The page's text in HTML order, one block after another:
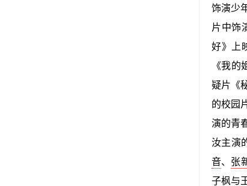
饰演少
片中饰
好》上
《我
疑片《
的校园
演的青
汝主演
音、 张
子枫与